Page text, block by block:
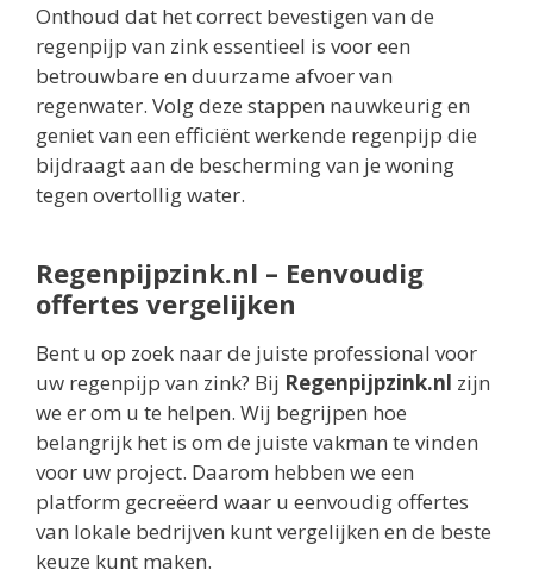
Onthoud dat het correct bevestigen van de
regenpijp van zink essentieel is voor een
betrouwbare en duurzame afvoer van
regenwater. Volg deze stappen nauwkeurig en
geniet van een efficiënt werkende regenpijp die
bijdraagt aan de bescherming van je woning
tegen overtollig water.
Regenpijpzink.nl – Eenvoudig
offertes vergelijken
Bent u op zoek naar de juiste professional voor
uw regenpijp van zink? Bij Regenpijpzink.nl zijn
we er om u te helpen. Wij begrijpen hoe
belangrijk het is om de juiste vakman te vinden
voor uw project. Daarom hebben we een
platform gecreëerd waar u eenvoudig offertes
van lokale bedrijven kunt vergelijken en de beste
keuze kunt maken.